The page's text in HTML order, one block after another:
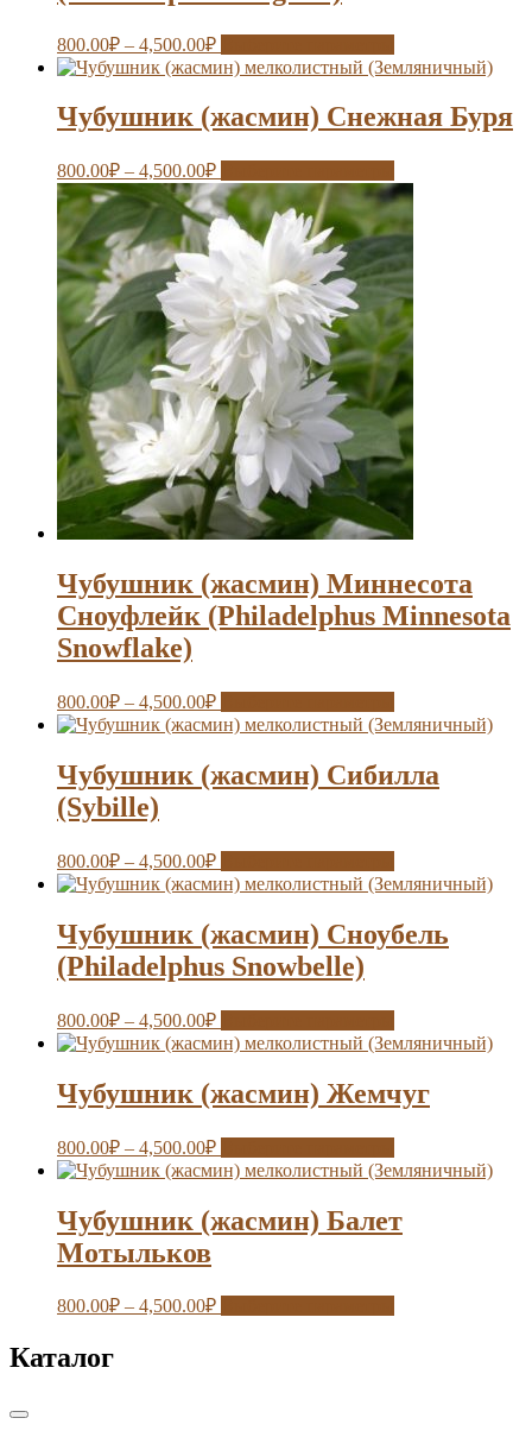
800.00₽ – 4,500.00₽
Чубушник (жасмин) Снежная Буря
800.00₽ – 4,500.00₽
Чубушник (жасмин) Миннесота
Сноуфлейк (Philadelphus Minnesota
Snowflake)
800.00₽ – 4,500.00₽
Чубушник (жасмин) Сибилла
(Sybille)
800.00₽ – 4,500.00₽
Чубушник (жасмин) Сноубель
(Philadelphus Snowbelle)
800.00₽ – 4,500.00₽
Чубушник (жасмин) Жемчуг
800.00₽ – 4,500.00₽
Чубушник (жасмин) Балет
Мотыльков
800.00₽ – 4,500.00₽
Каталог